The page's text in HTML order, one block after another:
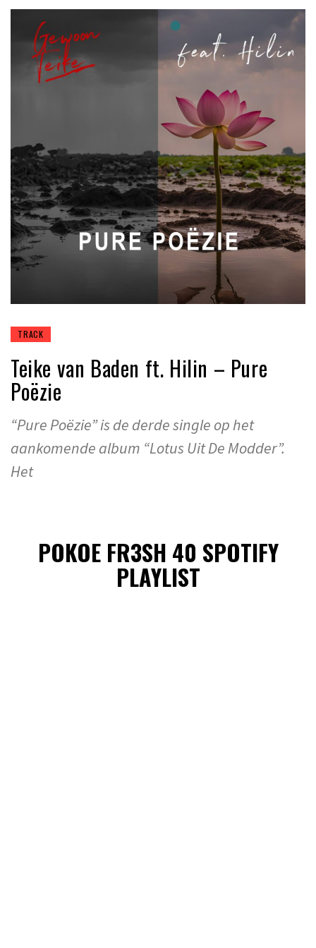
TRACK
Teike van Baden ft. Hilin – Pure
Poëzie
“Pure Poëzie” is de derde single op het
aankomende album “Lotus Uit De Modder”.
Het
POKOE FR3SH 40 SPOTIFY
PLAYLIST